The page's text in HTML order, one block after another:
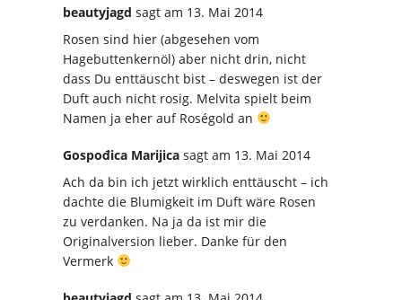
beautyjagd sagt am 13. Mai 2014
Rosen sind hier (abgesehen vom
Hagebuttenkernöl) aber nicht drin, nicht
dass Du enttäuscht bist – deswegen ist der
Duft auch nicht rosig. Melvita spielt beim
Namen ja eher auf Roségold an
Gospođica Marijica sagt am 13. Mai 2014
Ach da bin ich jetzt wirklich enttäuscht – ich
dachte die Blumigkeit im Duft wäre Rosen
zu verdanken. Na ja da ist mir die
Originalversion lieber. Danke für den
Vermerk